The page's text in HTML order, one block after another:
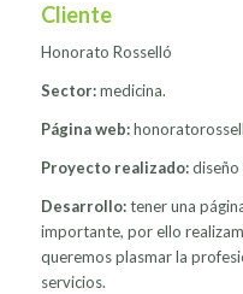
Cliente
Honorato Rosselló
Sector:medicina.
Página web:
Proyecto realizado:diseño
Desarrollo:tener una
importante, por ello
queremos plasmar la
servicios.